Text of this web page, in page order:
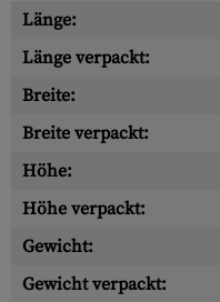
Länge:
Länge verpackt:
Breite:
Breite verpackt:
Höhe:
Höhe verpackt:
Gewicht:
Gewicht verpackt: